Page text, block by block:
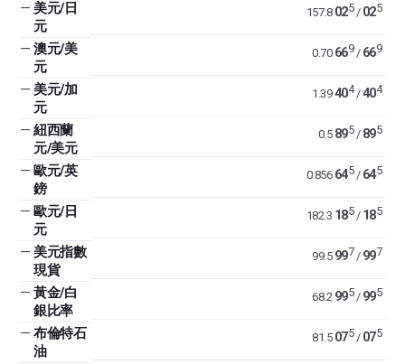
— 美元/日
元
157.8 025/ 025
— 澳元/美
元
0.70 669/ 669
— 美元/加
元
1.39 404/404
— 紐西蘭
元/美元
0.5 895/ 895
— 歐元/英
鎊
0.856 645/ 645
— 歐元/日
元
182.3 185/ 185
— 美元指數
現貨
99.5 997 / 997
— 黃金/白
銀比率
68.2 995/ 995
— 布倫特石
油
81.5 075/ 075